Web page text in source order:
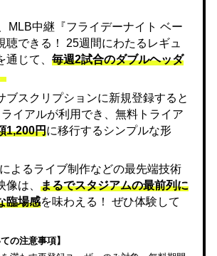
MLB中継『フライデーナイト ベー
聴できる！ 25週間にわたるレギュ
通じて、 毎週2試合のダブルヘッダ
ブスクリプションに新規登録すると
イアルが利用でき、無料トライア
1,200円に移行するシンプルな形
よるライブ制作などの最先端技術
は、 まるでスタジアムの最前列に
臨場感を味わえる！ ぜひ体験して
の注意事項】